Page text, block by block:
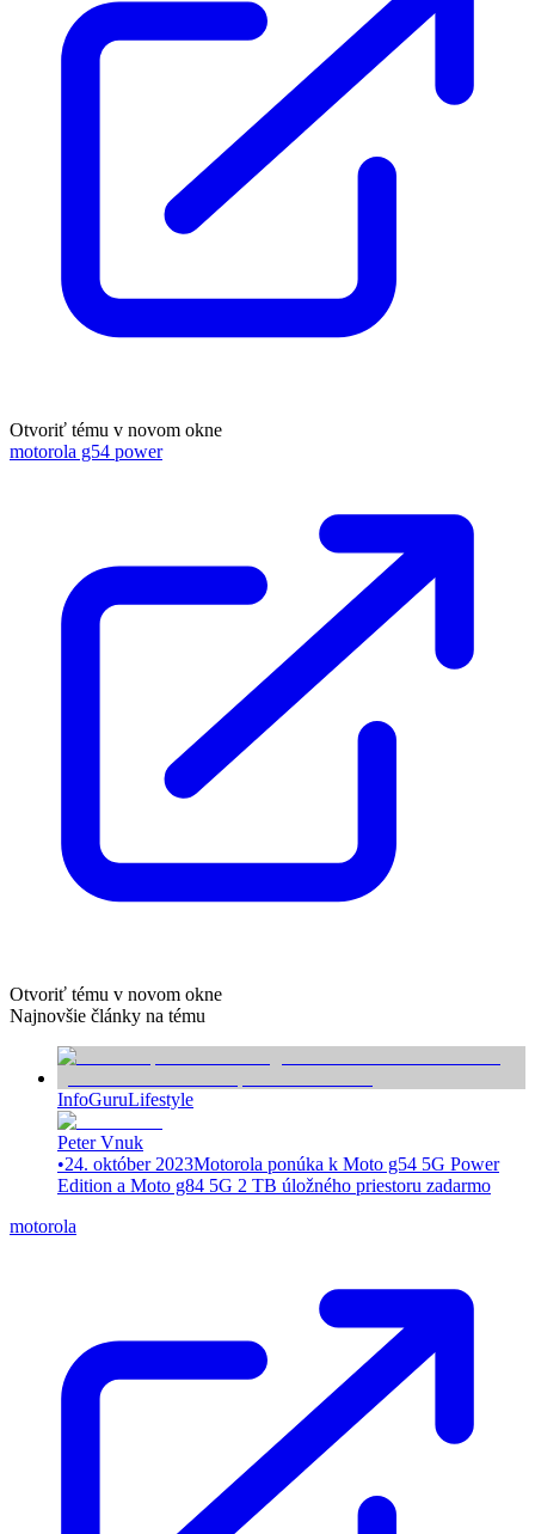
Otvoriť tému v novom okne
motorola g54 power
Otvoriť tému v novom okne
Najnovšie články na tému
InfoGuruLifestyle
Peter Vnuk
•24. október 2023Motorola ponúka k Moto g54 5G Power
Edition a Moto g84 5G 2 TB úložného priestoru zadarmo
motorola